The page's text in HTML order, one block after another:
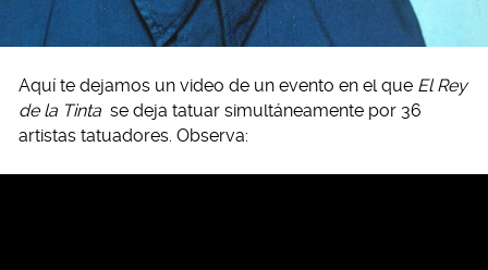
Aquí te dejamos un video de un evento en el que El Rey
de la Tinta se deja tatuar simultáneamente por 36
artistas tatuadores. Observa: